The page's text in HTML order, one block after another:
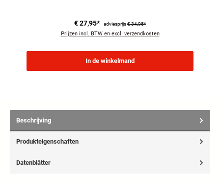
€ 27,95* adviesprijs€ 34,95*
Prijzen incl. BTW en excl. verzendkosten
In de winkelmand
Beschrijving
Produkteigenschaften
Datenblätter